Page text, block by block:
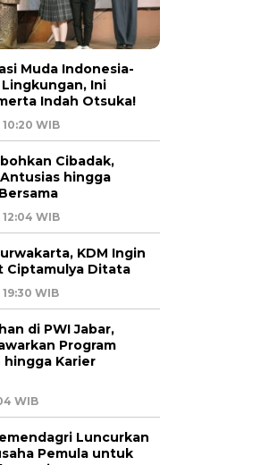
Muda Indonesia-
Ini
Indah Otsuka!
WIB
Cibadak,
hingga
WIB
KDM Ingin
Ciptamulya Ditata
WIB
di PWI Jabar,
Program
hingga Karier
WIB
Luncurkan
Pemula untuk